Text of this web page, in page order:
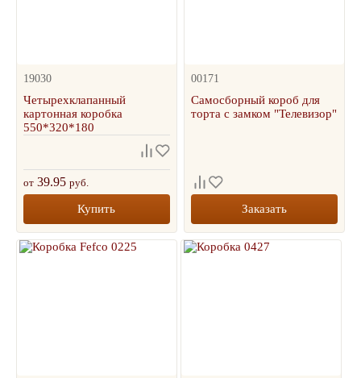
19030
Четырехклапанный
картонная коробка
550*320*180
от 39.95 руб.
Купить
00171
Самосборный короб для
торта с замком "Телевизор"
Заказать